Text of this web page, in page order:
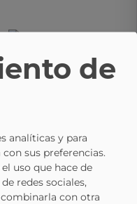
REFRESH
de
analíticas y para
sus preferencias.
uso que hace de
redes sociales,
con otra